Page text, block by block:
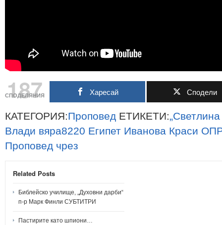
187
СПОДЕЛЯНИЯ Харесай Сподели
КАТЕГОРИЯ:Проповед ЕТИКЕТИ:„Светлина
Влади вяра8220 Египет Иванова Краси
Проповед чрез
Related Posts
Библейско училище, „Духовни дарби“
п-р Марк Финли СУБТИТРИ
Пастирите като шпиони…